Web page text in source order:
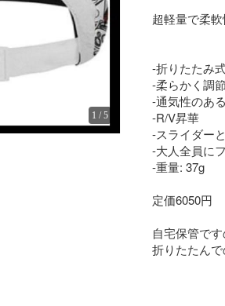
1 /5
超軽量で柔軟
-折りたたみ
-柔らかく調
-通気性のあ
-R/V昇華
-スライダー
-大人全員に
-重量: 37g
定価6050円
自宅保管で
折りたたんで